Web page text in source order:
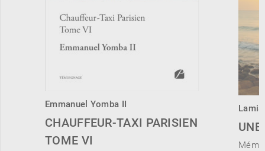
Emmanuel Yomba II
CHAUFFEUR-TAXI PARISIEN
TOME VI